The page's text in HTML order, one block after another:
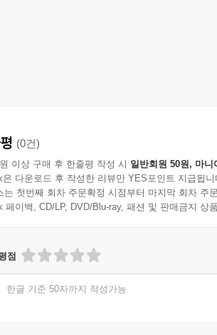
(0건)
이상 구매 후 한줄평 작성 시 일반회원 50원, 마니
은 다운로드 후 작성한 리뷰만 YES포인트 지급됩니
는 첫번째 회차 주문확정 시점부터 마지막 회차 주
페이백, CD/LP, DVD/Blu-ray, 패션 및 판매금지 상
점
한글 기준 50자까지 작성가능